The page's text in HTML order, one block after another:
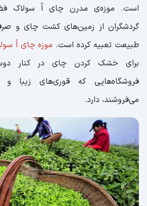
است. موزه‌ی مدرن چای اُ سولاک
گردشگران از زمین‌های کشت چای و
طبیعت تعبیه کرده است. موزه چای اُ
برای خشک کردن چای در کنار
فروشگاه‌هایی که قوری‌های زیبا
می‌فروشند، دارد.